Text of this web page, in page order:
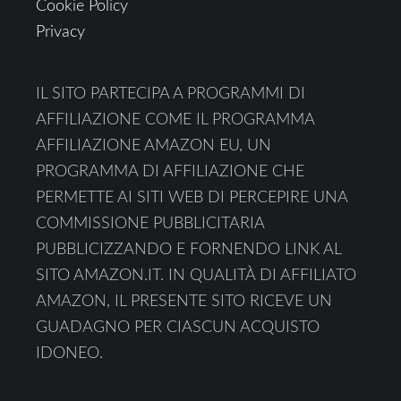
Cookie Policy
Privacy
IL SITO PARTECIPA A PROGRAMMI DI
AFFILIAZIONE COME IL PROGRAMMA
AFFILIAZIONE AMAZON EU, UN
PROGRAMMA DI AFFILIAZIONE CHE
PERMETTE AI SITI WEB DI PERCEPIRE UNA
COMMISSIONE PUBBLICITARIA
PUBBLICIZZANDO E FORNENDO LINK AL
SITO AMAZON.IT. IN QUALITÀ DI AFFILIATO
AMAZON, IL PRESENTE SITO RICEVE UN
GUADAGNO PER CIASCUN ACQUISTO
IDONEO.